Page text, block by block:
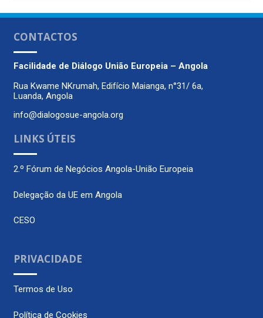
CONTACTOS
Facilidade de Diálogo União Europeia – Angola
Rua Kwame NKrumah, Edifício Maianga, n°31/ 6a,
Luanda, Angola
info@dialogosue-angola.org
LINKS ÚTEIS
2.º Fórum de Negócios Angola-União Europeia
Delegação da UE em Angola
CESO
PRIVACIDADE
Termos de Uso
Política de Cookies